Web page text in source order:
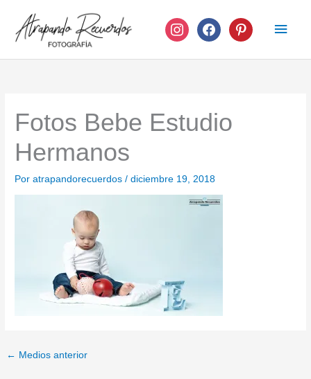
contenido
instagramfacebook pinterest
Fotos Bebe Estudio
Hermanos
Poratrapandorecuerdos/diciembre 19, 2018
← Medios anterior